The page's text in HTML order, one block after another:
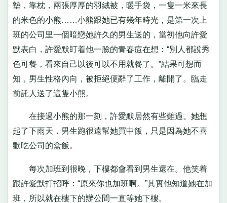
墊，靠枕，兩張厚厚的羽絨被，暖手袋，一隻一米來長
的米色的小熊……小熊跟她已有幾年時光，是第一次上
班的公司里一個暗戀她許久的男生送的，當初他向許愛
默表白，許愛默盯着他一臉的青春痘在想：“別人都說秀
色可餐，看來自己以後可以不用就餐了。”結果可想而
知，男生性格內向，被拒絕便辭了工作，離開了。臨走
前託人送了這隻小熊。
在接過小熊的那一刻，許愛默居然有些難過。她想
起了下雨天，男生跑很遠幫她買中飯，只是因為她不喜
歡吃公司的盒飯。
每次加班到很晚，下樓都會看到男生還在。他笑着
跟許愛默打招呼：“原來你也加班啊。”其實他知道她在加
班，所以就在樓下的辦公間一直等她下樓。